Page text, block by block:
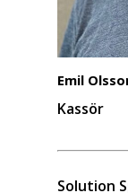
Emil
Kassör
Solution